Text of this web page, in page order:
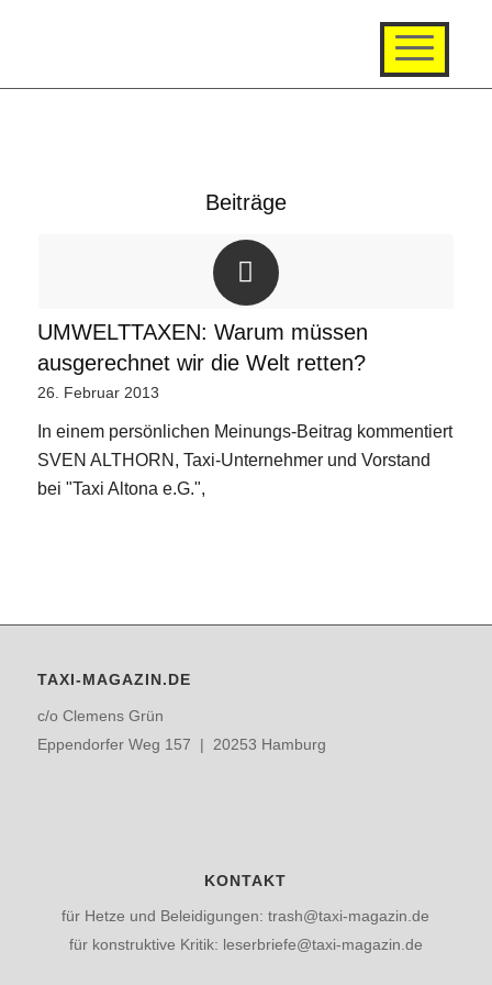
Beiträge
UMWELTTAXEN: Warum müssen
ausgerechnet wir die Welt retten?
26. Februar 2013
In einem persönlichen Meinungs-Beitrag kommentiert
SVEN ALTHORN, Taxi-Unternehmer und Vorstand
bei "Taxi Altona e.G.",
TAXI-MAGAZIN.DE
c/o Clemens Grün
Eppendorfer Weg 157 | 20253 Hamburg
KONTAKT
für Hetze und Beleidigungen: trash@taxi-magazin.de
für konstruktive Kritik: leserbriefe@taxi-magazin.de